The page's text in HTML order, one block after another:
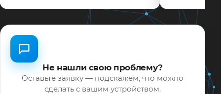
Не нашли свою проблему?
Оставьте заявку — подскажем, что можно
сделать с вашим устройством.